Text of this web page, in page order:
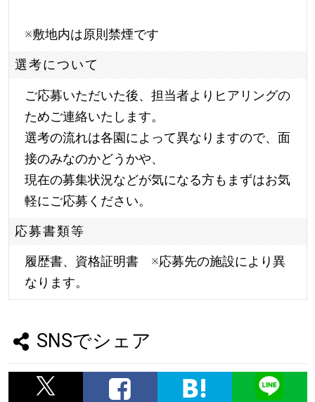
※敷地内は原則禁煙です
選考について
ご応募いただいた後、担当者よりヒアリングの
ためご連絡いたします。
選考の流れは各園によって異なりますので、面
接のみなのかどうかや、
現在の募集状況などが気になる方もまずはお気
軽にご応募ください。
応募書類等
履歴書、資格証明書 ※応募先の施設により異
なります。
SNSでシェア